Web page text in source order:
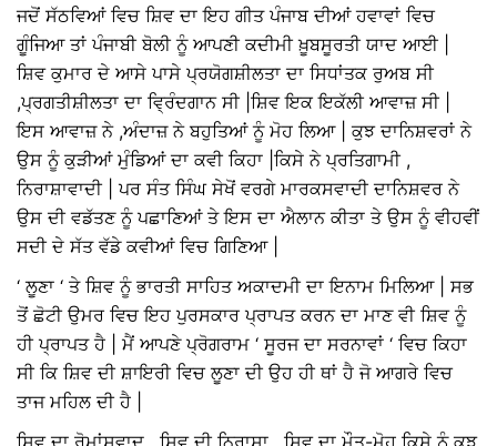
ਜਦੋਂ ਸੱਠਵਿਆਂ ਵਿਚ ਸ਼ਿਵ ਦਾ ਇਹ ਗੀਤ ਪੰਜਾਬ ਦੀਆਂ ਹਵਾਵਾਂ ਵਿਚ
ਗੂੰਜਿਆ ਤਾਂ ਪੰਜਾਬੀ ਬੋਲੀ ਨੂੰ ਆਪਣੀ ਕਦੀਮੀ ਖ਼ੂਬਸੂਰਤੀ ਯਾਦ ਆਈ |
ਸ਼ਿਵ ਕੁਮਾਰ ਦੇ ਆਸੇ ਪਾਸੇ ਪ੍ਰਯੋਗਸ਼ੀਲਤਾ ਦਾ ਸਿਧਾਂਤਕ ਰੁਅਬ ਸੀ
,ਪ੍ਰਗਤੀਸ਼ੀਲਤਾ ਦਾ ਵ੍ਰਿੰਦਗਾਨ ਸੀ |ਸ਼ਿਵ ਇਕ ਇਕੱਲੀ ਆਵਾਜ਼ ਸੀ |
ਇਸ ਆਵਾਜ਼ ਨੇ ,ਅੰਦਾਜ਼ ਨੇ ਬਹੁਤਿਆਂ ਨੂੰ ਮੋਹ ਲਿਆ | ਕੁਝ ਦਾਨਿਸ਼ਵਰਾਂ ਨੇ
ਉਸ ਨੂੰ ਕੁੜੀਆਂ ਮੁੰਡਿਆਂ ਦਾ ਕਵੀ ਕਿਹਾ |ਕਿਸੇ ਨੇ ਪ੍ਰਤਿਗਾਮੀ ,
ਨਿਰਾਸ਼ਾਵਾਦੀ | ਪਰ ਸੰਤ ਸਿੰਘ ਸੇਖੋਂ ਵਰਗੇ ਮਾਰਕਸਵਾਦੀ ਦਾਨਿਸ਼ਵਰ ਨੇ
ਉਸ ਦੀ ਵਡੱਤਣ ਨੂੰ ਪਛਾਣਿਆਂ ਤੇ ਇਸ ਦਾ ਐਲਾਨ ਕੀਤਾ ਤੇ ਉਸ ਨੂੰ ਵੀਹਵੀਂ
ਸਦੀ ਦੇ ਸੱਤ ਵੱਡੇ ਕਵੀਆਂ ਵਿਚ ਗਿਣਿਆ |
‘ ਲੂਣਾ ‘ ਤੇ ਸ਼ਿਵ ਨੂੰ ਭਾਰਤੀ ਸਾਹਿਤ ਅਕਾਦਮੀ ਦਾ ਇਨਾਮ ਮਿਲਿਆ | ਸਭ
ਤੋਂ ਛੋਟੀ ਉਮਰ ਵਿਚ ਇਹ ਪੁਰਸਕਾਰ ਪ੍ਰਾਪਤ ਕਰਨ ਦਾ ਮਾਣ ਵੀ ਸ਼ਿਵ ਨੂੰ
ਹੀ ਪ੍ਰਾਪਤ ਹੈ | ਮੈਂ ਆਪਣੇ ਪ੍ਰੋਗਰਾਮ ‘ ਸੂਰਜ ਦਾ ਸਰਨਾਵਾਂ ‘ ਵਿਚ ਕਿਹਾ
ਸੀ ਕਿ ਸ਼ਿਵ ਦੀ ਸ਼ਾਇਰੀ ਵਿਚ ਲੂਣਾ ਦੀ ਉਹ ਹੀ ਥਾਂ ਹੈ ਜੋ ਆਗਰੇ ਵਿਚ
ਤਾਜ ਮਹਿਲ ਦੀ ਹੈ |